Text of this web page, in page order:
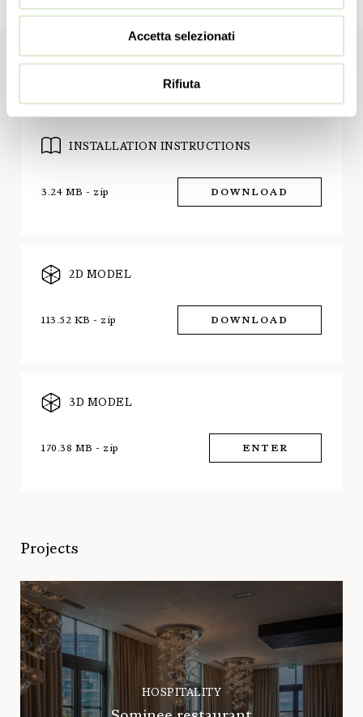
Accetta selezionati
Rifiuta
INSTALLATION INSTRUCTIONS
3.24 MB - zip DOWNLOAD
2D MODEL
113.52 KB - zip DOWNLOAD
3D MODEL
170.38 MB - zip ENTER
Projects
HOSPITALITY